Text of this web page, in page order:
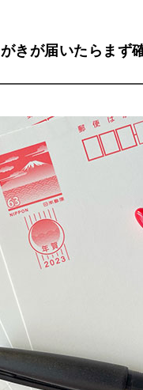
きが届いたらまず